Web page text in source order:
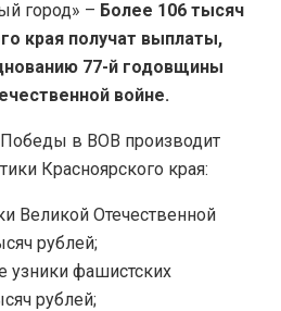
город» – Более 106 тысяч
края получат выплаты,
77-й годовщины
войне.
в ВОВ производит
Красноярского края:
Великой Отечественной
рублей;
узники фашистских
рублей;